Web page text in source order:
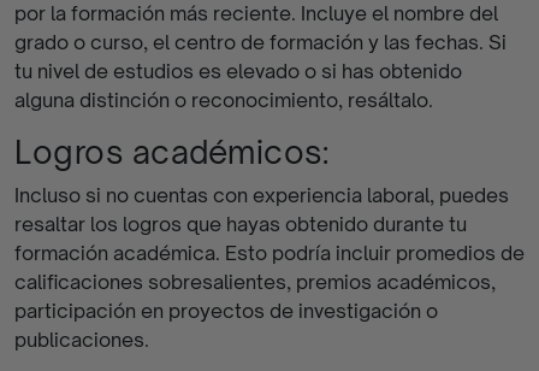
por la formación más reciente. Incluye el nombre del
grado o curso, el centro de formación y las fechas. Si
tu nivel de estudios es elevado o si has obtenido
alguna distinción o reconocimiento, resáltalo.
Logros académicos:
Incluso si no cuentas con experiencia laboral, puedes
resaltar los logros que hayas obtenido durante tu
formación académica. Esto podría incluir promedios de
calificaciones sobresalientes, premios académicos,
participación en proyectos de investigación o
publicaciones.